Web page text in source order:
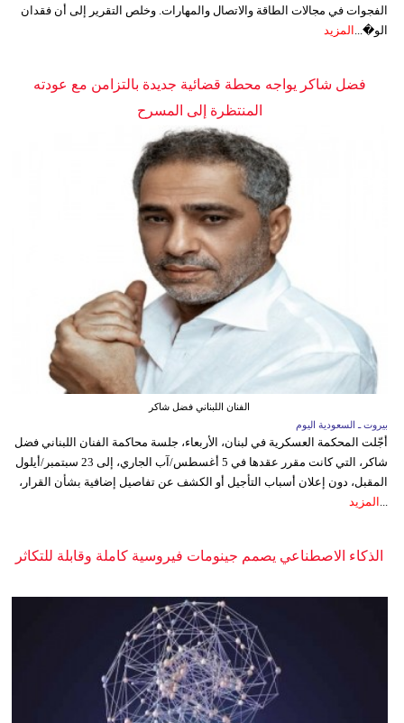
الفجوات في مجالات الطاقة والاتصال والمهارات. وخلص التقرير إلى أن فقدان
الو�...
المزيد
فضل شاكر يواجه محطة قضائية جديدة بالتزامن مع عودته
المنتظرة إلى المسرح
الفنان اللبناني فضل شاكر
بيروت ـ السعودية اليوم
أجّلت المحكمة العسكرية في لبنان، الأربعاء، جلسة محاكمة الفنان اللبناني فضل
شاكر، التي كانت مقرر عقدها في 5 أغسطس/آب الجاري، إلى 23 سبتمبر/أيلول
المقبل، دون إعلان أسباب التأجيل أو الكشف عن تفاصيل إضافية بشأن القرار،
المزيد
الذكاء الاصطناعي يصمم جينومات فيروسية كاملة وقابلة للتكاثر